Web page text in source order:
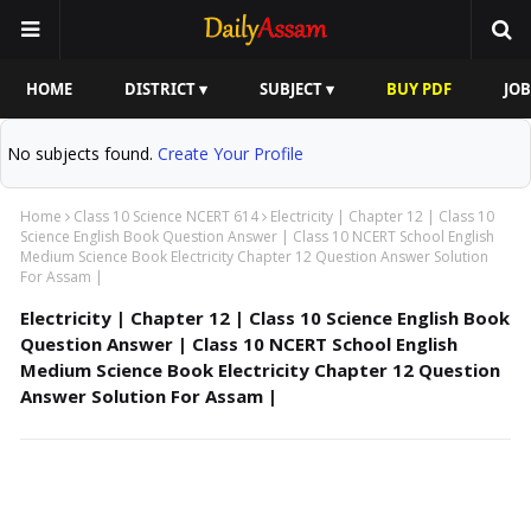
HOME DISTRICT ▾ SUBJECT ▾ BUY PDF
No subjects found. Create Your Profile
Home Class 10 Science NCERT 614
Electricity | Chapter 12 | Class 10
Science English Book Question Answer | Class 10 NCERT School English
Medium Science Book Electricity Chapter 12 Question Answer Solution
For Assam |
Electricity | Chapter 12 | Class 10 Science English Book
Question Answer | Class 10 NCERT School English
Medium Science Book Electricity Chapter 12 Question
Answer Solution For Assam |